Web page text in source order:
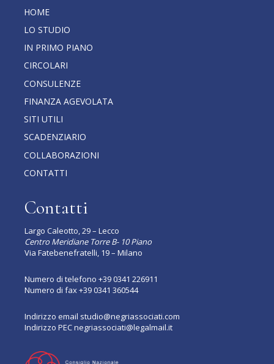
HOME
LO STUDIO
IN PRIMO PIANO
CIRCOLARI
CONSULENZE
FINANZA AGEVOLATA
SITI UTILI
SCADENZIARIO
COLLABORAZIONI
CONTATTI
Contatti
Largo Caleotto, 29 – Lecco
Centro Meridiane Torre B- 10 Piano
Via Fatebenefratelli, 19 – Milano
Numero di telefono +39 0341 226911
Numero di fax +39 0341 360544
Indirizzo email studio@negriassociati.com
Indirizzo PECnegriassociati@legalmail.it